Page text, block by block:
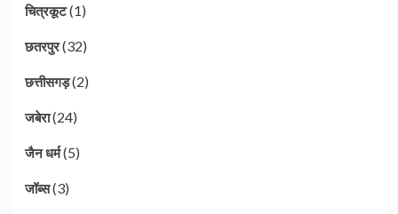
चित्रकूट(1)
छतरपुर(32)
छत्तीसगड़(2)
जबेरा(24)
जैन धर्म(5)
जॉब्स(3)